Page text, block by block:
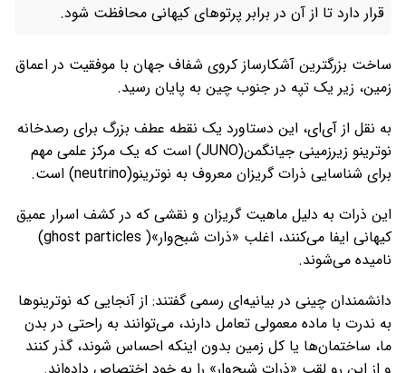
قرار دارد تا از آن در برابر پرتوهای کیهانی محافظت شود.
ساخت بزرگترین آشکارساز کروی شفاف جهان با موفقیت در اعماق
زمین، زیر یک تپه در جنوب چین به پایان رسید.
به نقل از آی‌ای، این دستاورد یک نقطه عطف بزرگ برای رصدخانه
نوترینو زیرزمینی جیانگمن(JUNO) است که یک مرکز علمی مهم
برای شناسایی ذرات گریزان معروف به نوترینو(neutrino) است.
این ذرات به دلیل ماهیت گریزان و نقشی که در کشف اسرار عمیق
کیهانی ایفا می‌کنند، اغلب «ذرات شبح‌وار»( ghost particles)
نامیده می‌شوند.
دانشمندان چینی در بیانیه‌ای رسمی گفتند: از آنجایی که نوترینوها
به ندرت با ماده معمولی تعامل دارند، می‌توانند به راحتی در بدن
ما، ساختمان‌ها یا کل زمین بدون اینکه احساس شوند، گذر کنند